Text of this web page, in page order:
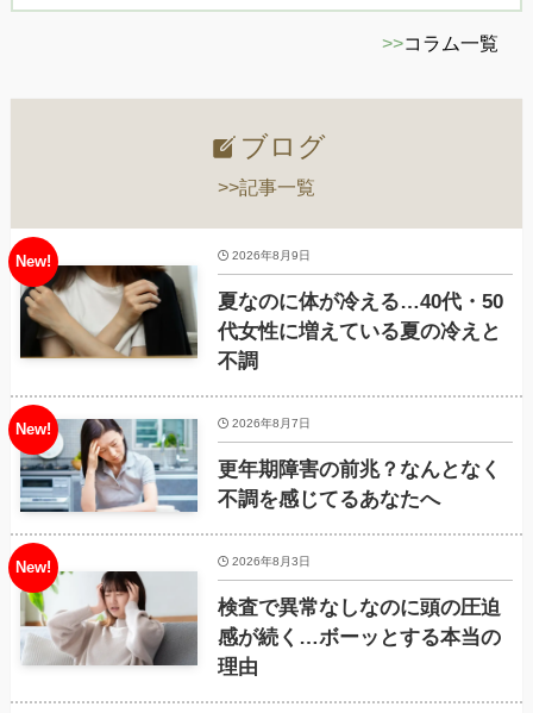
>>コラム一覧
ブログ
>>記事一覧
夏なのに体が冷える…40代・50
代女性に増えている夏の冷えと
不調
2026年8月9日
更年期障害の前兆？なんとなく
不調を感じてるあなたへ
2026年8月7日
検査で異常なしなのに頭の圧迫
感が続く…ボーッとする本当の
理由
2026年8月3日